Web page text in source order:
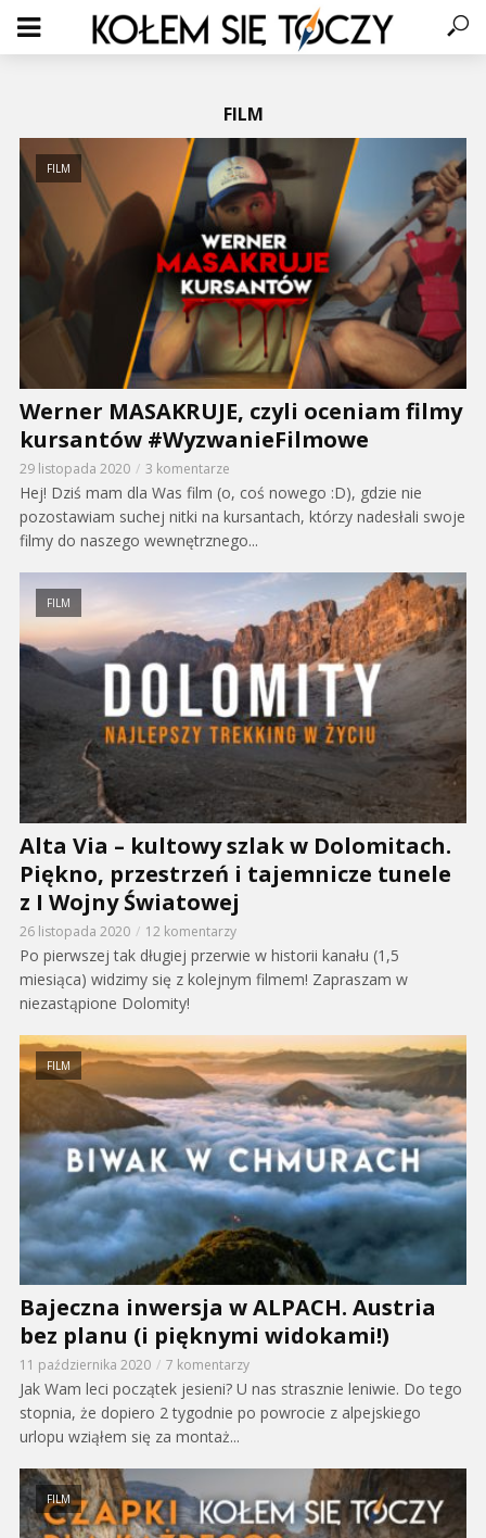
FILM
FILM
Werner MASAKRUJE, czyli oceniam filmy
kursantów #WyzwanieFilmowe
29 listopada 2020 3 komentarze
Hej! Dziś mam dla Was film (o, coś nowego :D), gdzie nie
pozostawiam suchej nitki na kursantach, którzy nadesłali swoje
filmy do naszego wewnętrznego...
FILM
Alta Via – kultowy szlak w Dolomitach.
Piękno, przestrzeń i tajemnicze tunele
z I Wojny Światowej
26 listopada 2020 12 komentarzy
Po pierwszej tak długiej przerwie w historii kanału (1,5
miesiąca) widzimy się z kolejnym filmem! Zapraszam w
niezastąpione Dolomity!
FILM
Bajeczna inwersja w ALPACH. Austria
bez planu (i pięknymi widokami!)
11 października 2020 7 komentarzy
Jak Wam leci początek jesieni? U nas strasznie leniwie. Do tego
stopnia, że dopiero 2 tygodnie po powrocie z alpejskiego
urlopu wziąłem się za montaż...
FILM